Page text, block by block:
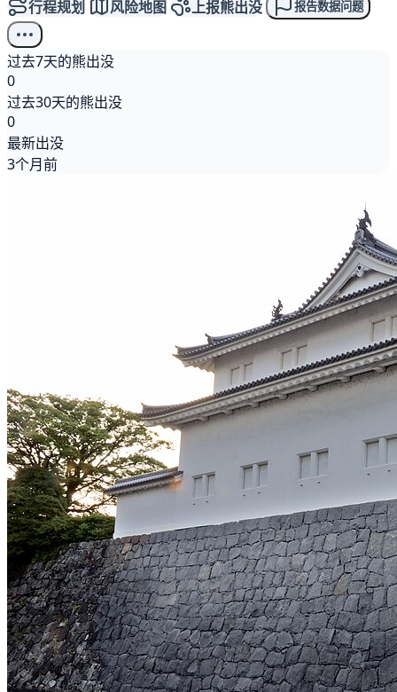
行程规划 风险地图 上报熊出没 报告数据问题
过去7天的熊出没
0
过去30天的熊出没
0
最新出没
3个月前